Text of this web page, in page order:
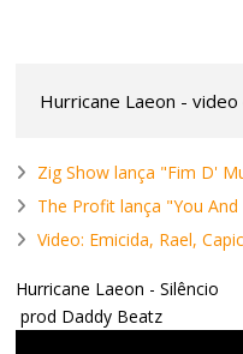
Hurricane Laeon - video
Zig Show lança "Fim D'
The Profit lança "You
Video: Emicida, Rael,
Hurricane Laeon - Silêncio
prod Daddy Beatz